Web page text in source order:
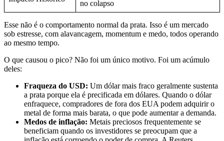
no colapso
Esse não é o comportamento normal da prata. Isso é um mercado
sob estresse, com alavancagem, momentum e medo, todos operando
ao mesmo tempo.
O que causou o pico? Não foi um único motivo. Foi um acúmulo
deles:
Fraqueza do USD: Um dólar mais fraco geralmente sustenta
a prata porque ela é precificada em dólares. Quando o dólar
enfraquece, compradores de fora dos EUA podem adquirir o
metal de forma mais barata, o que pode aumentar a demanda.
Medos de inflação: Metais preciosos frequentemente se
beneficiam quando os investidores se preocupam que a